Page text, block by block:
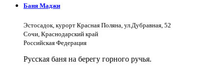
Баня Маджи
Эстосадок, курорт Красная Поляна, ул.Дубравная, 52
Сочи, Краснодарский край
Российская Федерация
Русская баня на берегу горного ручья.